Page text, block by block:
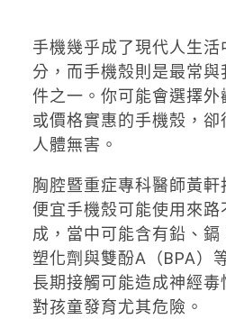
手機幾乎成了現代人生
分，而手機殼則是最常
件之一。你可能會選擇外
或價格實惠的手機殼，
人體無害。
胸腔暨重症專科醫師黃
便宜手機殼可能使用來路
成，當中可能含有鉛、
塑化劑與雙酚A（BPA）
長期接觸可能造成神經毒
對孩童發育尤其危險。